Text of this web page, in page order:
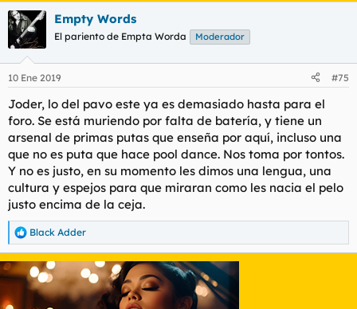
Empty Words
El pariento de Empta Worda Moderador
10 Ene 2019 #75
Joder, lo del pavo este ya es demasiado hasta para el
foro. Se está muriendo por falta de batería, y tiene un
arsenal de primas putas que enseña por aquí, incluso una
que no es puta que hace pool dance. Nos toma por tontos.
Y no es justo, en su momento les dimos una lengua, una
cultura y espejos para que miraran como les nacia el pelo
justo encima de la ceja.
R
e
a
c
Black Adder